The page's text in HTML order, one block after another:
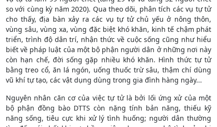
so với cùng kỳ năm 2020). Qua theo dõi, phân tích các vụ tự tử
cho thấy, địa bàn xảy ra các vụ tự tử chủ yếu ở nông thôn,
vùng sâu, vùng xa, vùng đặc biệt khó khăn, kinh tế chậm phát
triển, trình độ dân trí, nhận thức về cuộc sống cũng như hiểu
biết về pháp luật của một bộ phận người dân ở những nơi này
còn hạn chế, đời sống gặp nhiều khó khăn. Hình thức tự tử
bằng treo cổ, ăn lá ngón, uống thuốc trừ sâu, thậm chí dùng
vũ khí tự tạo, các vật dụng dùng trong gia đình hàng ngày...
Nguyên nhân căn cơ của việc tự tử là bởi lối ứng xử của một
bộ phận đồng bào DTTS còn nặng tính bản năng, thiếu kỹ
năng sống, tiêu cực khi xử lý tình huống; người dân thường